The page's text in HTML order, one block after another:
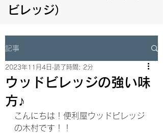
ビレッジ）
記事
ウッドビレッジの強い味
方♪
2023年11月4日 読了時間: 2分
こんにちは！便利屋ウッドビレッジ
の木村です！！